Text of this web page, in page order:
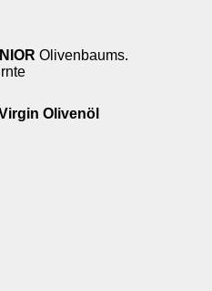
Olivenbaums.
Olivenöl